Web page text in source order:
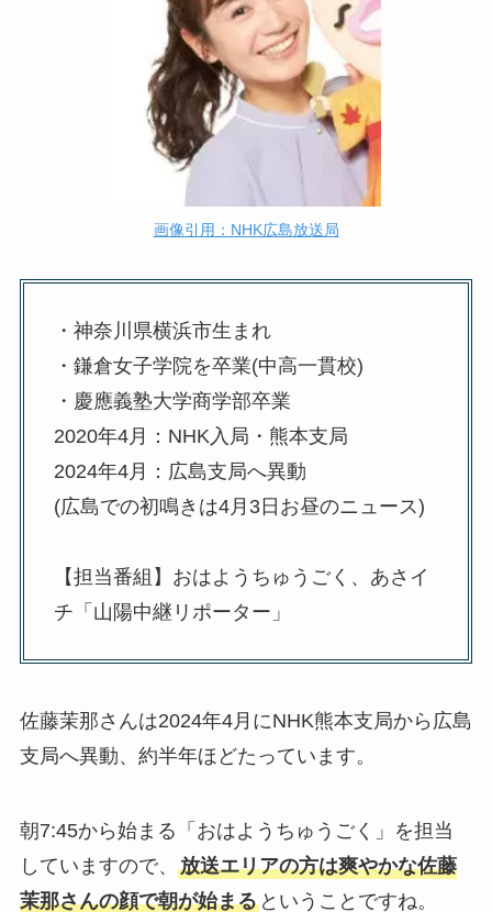
画像引用：NHK広島放送局
・神奈川県横浜市生まれ
・鎌倉女子学院を卒業(中高一貫校)
・慶應義塾大学商学部卒業
2020年4月：NHK入局・熊本支局
2024年4月：広島支局へ異動
(広島での初鳴きは4月3日お昼のニュース)
【担当番組】おはようちゅうごく、あさイ
チ「山陽中継リポーター」
佐藤茉那さんは2024年4月にNHK熊本支局から広島
支局へ異動、約半年ほどたっています。
朝7:45から始まる「おはようちゅうごく」を担当
していますので、 放送エリアの方は爽やかな佐藤
茉那さんの顔で朝が始まるということですね。